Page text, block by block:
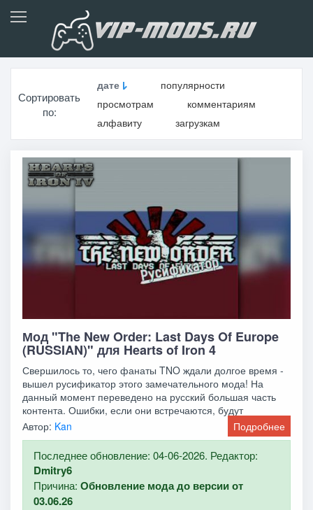
Сортировать
по:
дате
популярности
просмотрам
комментариям
алфавиту
загрузкам
Мод "The New Order: Last Days Of Europe
(RUSSIAN)" для Hearts of Iron 4
Свершилось то, чего фанаты TNO ждали долгое время -
вышел русификатор этого замечательного мода! На
данный момент переведено на русский большая часть
контента. Ошибки, если они встречаются, будут
Автор: Kan Подробнее
Последнее обновление: 04-06-2026. Редактор:
Dmitry6
Причина:Обновление мода до версии от
03.06.26